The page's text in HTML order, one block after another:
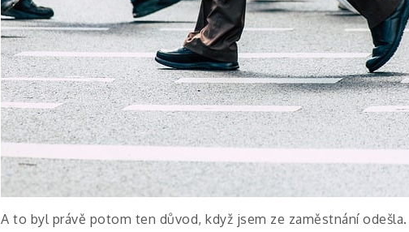
A to byl právě potom ten důvod, když jsem ze zaměstnání